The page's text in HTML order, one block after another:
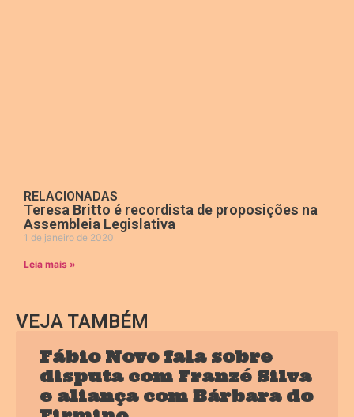
RELACIONADAS
Teresa Britto é recordista de proposições na
Assembleia Legislativa
1 de janeiro de 2020
Leia mais »
VEJA TAMBÉM
Fábio Novo fala sobre
disputa com Franzé Silva
e aliança com Bárbara do